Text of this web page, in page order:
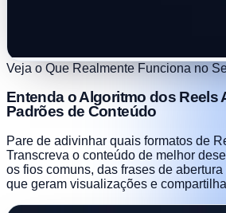
Veja o Que Realmente Funciona no
Entenda o Algoritmo dos Reels
Padrões de Conteúdo
Pare de adivinhar quais formatos de
Transcreva o conteúdo de melhor
os fios comuns, das frases de
que geram visualizações e